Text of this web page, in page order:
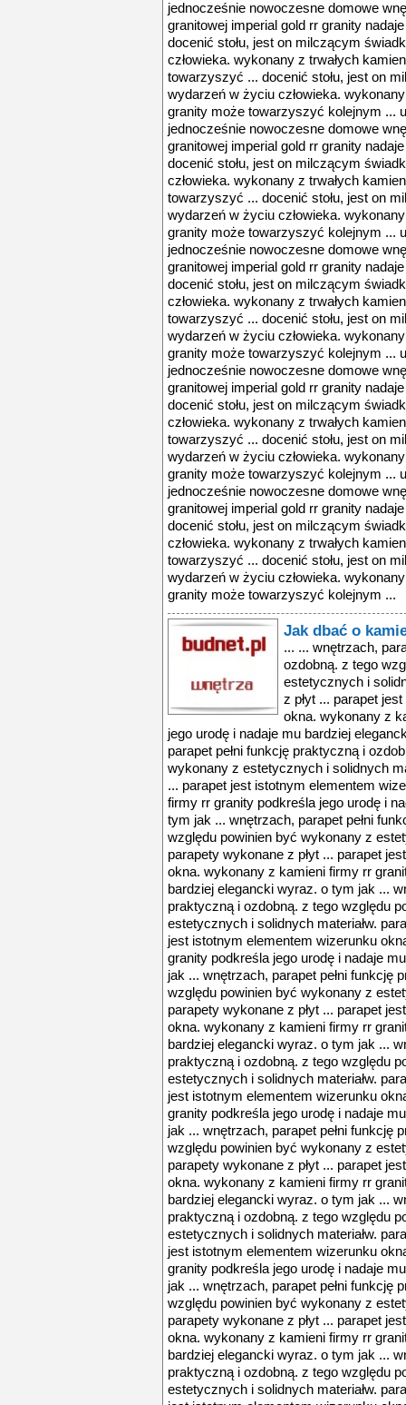
jednocześnie nowoczesne domowe
granitowej imperial gold rr granity
docenić stołu, jest on milczącym
człowieka. wykonany z trwałych
towarzyszyć ... docenić stołu, jest on
wydarzeń w życiu człowieka.
granity może towarzyszyć kolejnym ...
jednocześnie nowoczesne domowe
granitowej imperial gold rr granity
docenić stołu, jest on milczącym
człowieka. wykonany z trwałych
towarzyszyć ... docenić stołu, jest on
wydarzeń w życiu człowieka.
granity może towarzyszyć kolejnym ...
jednocześnie nowoczesne domowe
granitowej imperial gold rr granity
docenić stołu, jest on milczącym
człowieka. wykonany z trwałych
towarzyszyć ... docenić stołu, jest on
wydarzeń w życiu człowieka.
granity może towarzyszyć kolejnym ...
jednocześnie nowoczesne domowe
granitowej imperial gold rr granity
docenić stołu, jest on milczącym
człowieka. wykonany z trwałych
towarzyszyć ... docenić stołu, jest on
wydarzeń w życiu człowieka.
granity może towarzyszyć kolejnym ...
jednocześnie nowoczesne domowe
granitowej imperial gold rr granity
docenić stołu, jest on milczącym
człowieka. wykonany z trwałych
towarzyszyć ... docenić stołu, jest on
wydarzeń w życiu człowieka.
granity może towarzyszyć kolejnym ...
Jak dbać o
... ... wnętrzach,
ozdobną. z tego
estetycznych i
z płyt ... parapet
okna. wykonany z
jego urodę i nadaje mu bardziej
parapet pełni funkcję praktyczną i
wykonany z estetycznych i solidnych
... parapet jest istotnym elementem
firmy rr granity podkreśla jego urodę i
tym jak ... wnętrzach, parapet pełni
względu powinien być wykonany z
parapety wykonane z płyt ... parapet
okna. wykonany z kamieni firmy rr
bardziej elegancki wyraz. o tym jak ...
praktyczną i ozdobną. z tego względu
estetycznych i solidnych materiałw.
jest istotnym elementem wizerunku
granity podkreśla jego urodę i nadaje
jak ... wnętrzach, parapet pełni funkcję
względu powinien być wykonany z
parapety wykonane z płyt ... parapet
okna. wykonany z kamieni firmy rr
bardziej elegancki wyraz. o tym jak ...
praktyczną i ozdobną. z tego względu
estetycznych i solidnych materiałw.
jest istotnym elementem wizerunku
granity podkreśla jego urodę i nadaje
jak ... wnętrzach, parapet pełni funkcję
względu powinien być wykonany z
parapety wykonane z płyt ... parapet
okna. wykonany z kamieni firmy rr
bardziej elegancki wyraz. o tym jak ...
praktyczną i ozdobną. z tego względu
estetycznych i solidnych materiałw.
jest istotnym elementem wizerunku
granity podkreśla jego urodę i nadaje
jak ... wnętrzach, parapet pełni funkcję
względu powinien być wykonany z
parapety wykonane z płyt ... parapet
okna. wykonany z kamieni firmy rr
bardziej elegancki wyraz. o tym jak ...
praktyczną i ozdobną. z tego względu
estetycznych i solidnych materiałw.